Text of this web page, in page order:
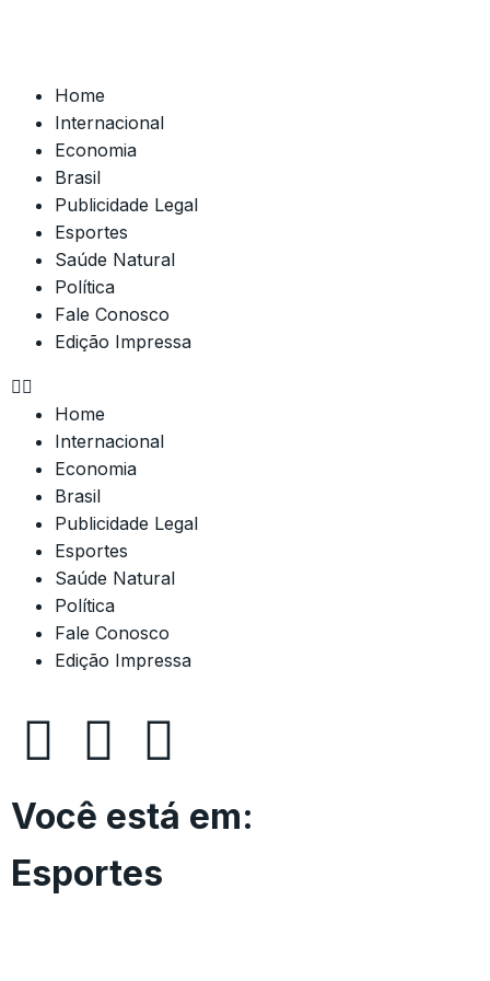
Home
Internacional
Economia
Brasil
Publicidade Legal
Esportes
Saúde Natural
Política
Fale Conosco
Edição Impressa
Home
Internacional
Economia
Brasil
Publicidade Legal
Esportes
Saúde Natural
Política
Fale Conosco
Edição Impressa
Você está em:
Esportes